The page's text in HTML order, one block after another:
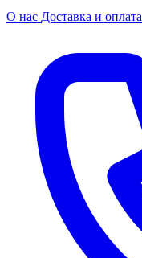
О нас Доставка и оплата